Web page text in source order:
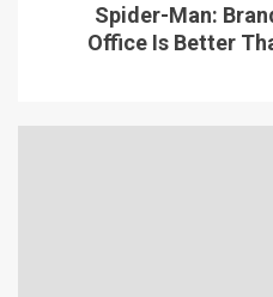
Spider-Man:
Office Is Better